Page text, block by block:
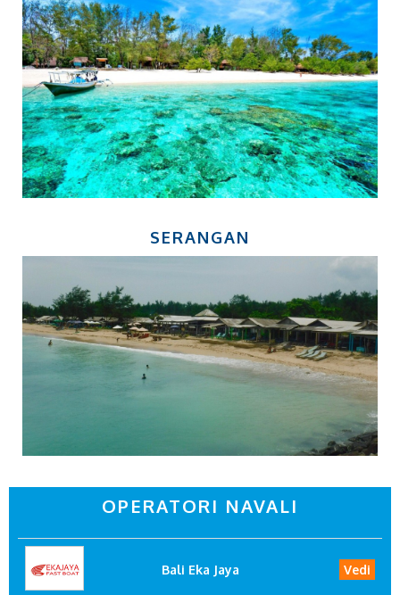
SERANGAN
OPERATORI NAVALI
Bali Eka Jaya Vedi